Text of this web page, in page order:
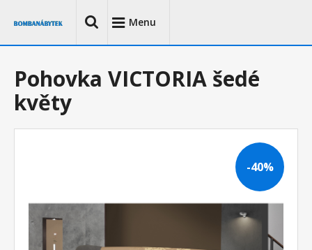
Menu
-40%
Pohovka VICTORIA šedé
květy